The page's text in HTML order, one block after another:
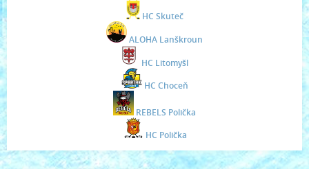
HC Skuteč
ALOHA Lanškroun
HC Litomyšl
HC Choceň
REBELS Polička
HC Polička